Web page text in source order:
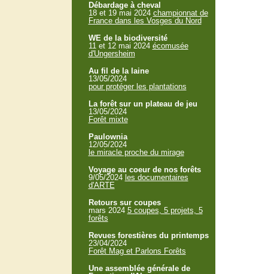
Débardage à cheval
18 et 19 mai 2024 championnat de
France dans les Vosges du Nord
WE de la biodiversité
11 et 12 mai 2024 écomusée
d'Ungersheim
Au fil de la laine
13/05/2024
pour protéger les plantations
La forêt sur un plateau de jeu
13/05/2024
Forêt mixte
Paulownia
12/05/2024
le miracle proche du mirage
Voyage au coeur de nos forêts
9/05/2024 les documentaires
d'ARTE
Retours sur coupes
mars 2024 5 coupes, 5 projets, 5
forêts
Revues forestières du printemps
23/04/2024
Forêt Mag et Parlons Forêts
Une assemblée générale de